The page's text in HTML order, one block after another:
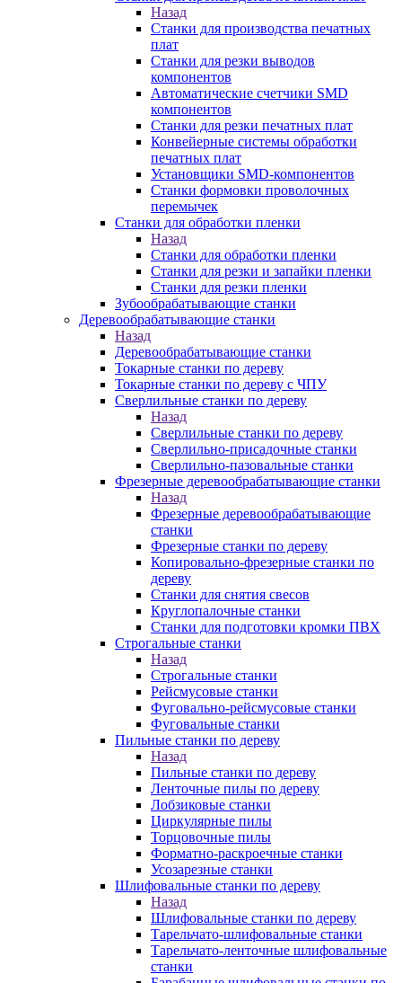
Назад
Станки для производства печатных
плат
Станки для резки выводов
компонентов
Автоматические счетчики SMD
компонентов
Станки для резки печатных плат
Конвейерные системы обработки
печатных плат
Установщики SMD-компонентов
Станки формовки проволочных
перемычек
Станки для обработки пленки
Назад
Станки для обработки пленки
Станки для резки и запайки пленки
Станки для резки пленки
Зубообрабатывающие станки
Деревообрабатывающие станки
Назад
Деревообрабатывающие станки
Токарные станки по дереву
Токарные станки по дереву с ЧПУ
Сверлильные станки по дереву
Назад
Сверлильные станки по дереву
Сверлильно-присадочные станки
Сверлильно-пазовальные станки
Фрезерные деревообрабатывающие станки
Назад
Фрезерные деревообрабатывающие
станки
Фрезерные станки по дереву
Копировально-фрезерные станки по
дереву
Станки для снятия свесов
Круглопалочные станки
Станки для подготовки кромки ПВХ
Строгальные станки
Назад
Строгальные станки
Рейсмусовые станки
Фуговально-рейсмусовые станки
Фуговальные станки
Пильные станки по дереву
Назад
Пильные станки по дереву
Ленточные пилы по дереву
Лобзиковые станки
Циркулярные пилы
Торцовочные пилы
Форматно-раскроечные станки
Усозарезные станки
Шлифовальные станки по дереву
Назад
Шлифовальные станки по дереву
Тарельчато-шлифовальные станки
Тарельчато-ленточные шлифовальные
станки